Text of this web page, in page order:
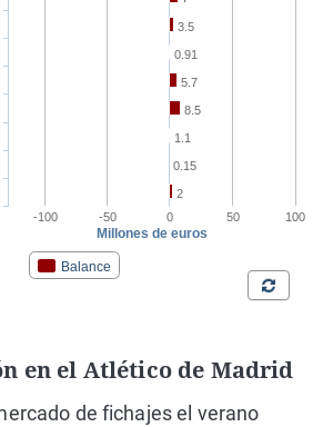
en el Atlético de Madrid
de fichajes el verano